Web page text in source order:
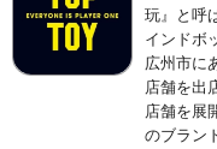
玩』と呼
インドボ
広州市に
店舗を出
店舗を展
のブラン